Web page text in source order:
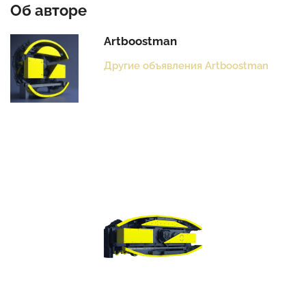
Об авторе
Artboostman
Другие объявления Artboostman